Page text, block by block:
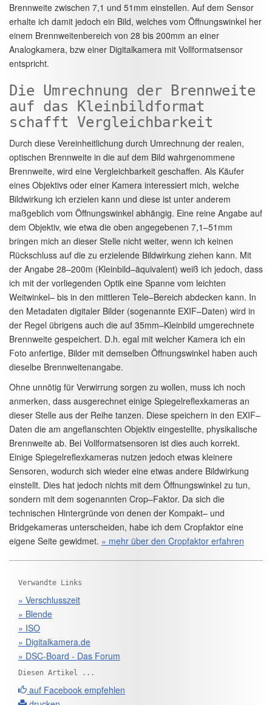
Brennweite zwischen 7,1 und 51mm einstellen. Auf dem Sensor
erhalte ich damit jedoch ein Bild, welches vom Öffnungswinkel her
einem Brennweitenbereich von 28 bis 200mm an einer
Analogkamera, bzw einer Digitalkamera mit Vollformatsensor
entspricht.
Die Umrechnung der Brennweite
auf das Kleinbildformat
schafft Vergleichbarkeit
Durch diese Vereinheitlichung durch Umrechnung der realen,
optischen Brennweite in die auf dem Bild wahrgenommene
Brennweite, wird eine Vergleichbarkeit geschaffen. Als Käufer
eines Objektivs oder einer Kamera interessiert mich, welche
Bildwirkung ich erzielen kann und diese ist unter anderem
maßgeblich vom Öffnungswinkel abhängig. Eine reine Angabe auf
dem Objektiv, wie etwa die oben angegebenen 7,1–51mm
bringen mich an dieser Stelle nicht weiter, wenn ich keinen
Rückschluss auf die zu erzielende Bildwirkung ziehen kann. Mit
der Angabe 28–200m (Kleinbild–äquivalent) weiß ich jedoch, dass
ich mit der vorliegenden Optik eine Spanne vom leichten
Weitwinkel– bis in den mittleren Tele–Bereich abdecken kann. In
den Metadaten digitaler Bilder (sogenannte EXIF–Daten) wird in
der Regel übrigens auch die auf 35mm–Kleinbild umgerechnete
Brennweite gespeichert. D.h. egal mit welcher Kamera ich ein
Foto anfertige, Bilder mit demselben Öffnungswinkel haben auch
dieselbe Brennweitenangabe.
Ohne unnötig für Verwirrung sorgen zu wollen, muss ich noch
anmerken, dass ausgerechnet einige Spiegelreflexkameras an
dieser Stelle aus der Reihe tanzen. Diese speichern in den EXIF–
Daten die am angeflanschten Objektiv eingestellte, physikalische
Brennweite ab. Bei Vollformatsensoren ist dies auch korrekt.
Einige Spiegelreflexkameras nutzen jedoch etwas kleinere
Sensoren, wodurch sich wieder eine etwas andere Bildwirkung
einstellt. Dies hat jedoch nichts mit dem Öffnungswinkel zu tun,
sondern mit dem sogenannten Crop–Faktor. Da sich die
technischen Hintergründe von denen der Kompakt– und
Bridgekameras unterscheiden, habe ich dem Cropfaktor eine
eigene Seite gewidmet. » mehr über den Cropfaktor erfahren
Verwandte Links
» Verschlusszeit
» Blende
» ISO
» Digitalkamera.de
» DSC-Board - Das Forum
Diesen Artikel ...
auf Facebook empfehlen